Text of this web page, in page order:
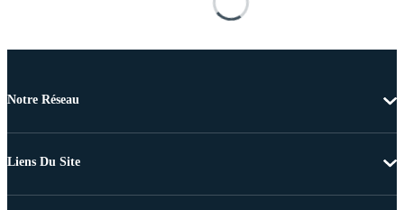
Notre Réseau
Liens Du Site